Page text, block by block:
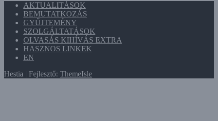
AKTUALITÁSOK
BEMUTATKOZÁS
GYŰJTEMÉNY
SZOLGÁLTATÁSOK
OLVASÁS KIHÍVÁS EXTRA
HASZNOS LINKEK
EN
Hestia | Fejlesztő: ThemeIsle